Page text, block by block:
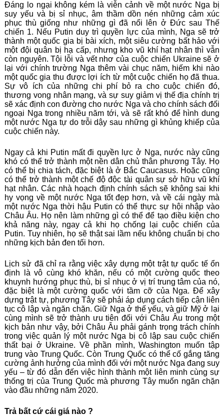
Đáng lo ngại không kém là viễn cảnh về một nước Nga bị
suy yếu và bị sỉ nhục, âm thầm dồn nén những cảm xúc
phục thù giống như những gì đã nổi lên ở Đức sau Thế
chiến 1. Nếu Putin duy trì quyền lực của mình, Nga sẽ trở
thành một quốc gia bị bài xích, một siêu cường bất hảo với
một đội quân bị hạ cấp, nhưng kho vũ khí hạt nhân thì vẫn
còn nguyên. Tội lỗi và vết nhơ của cuộc chiến Ukraine sẽ ở
lại với chính trường Nga thêm vài chục năm, hiếm khi nào
một quốc gia thu được lợi ích từ một cuộc chiến họ đã thua.
Sự vô ích của những chi phí bỏ ra cho cuộc chiến đó,
thương vong nhân mạng, và sự suy giảm vị thế địa chính trị
sẽ xác định con đường cho nước Nga và cho chính sách đối
ngoại Nga trong nhiều năm tới, và sẽ rất khó để hình dung
một nước Nga tự do trỗi dậy sau những gì khủng khiếp của
cuộc chiến này.
Ngay cả khi Putin mất đi quyền lực ở Nga, nước này cũng
khó có thể trở thành một nền dân chủ thân phương Tây. Họ
có thể bị chia tách, đặc biệt là ở Bắc Caucasus. Hoặc cũng
có thể trở thành một chế độ độc tài quân sự sở hữu vũ khí
hạt nhân. Các nhà hoạch định chính sách sẽ không sai khi
hy vọng về một nước Nga tốt đẹp hơn, và về cái ngày mà
một nước Nga thời hậu Putin có thể thực sự hội nhập vào
Châu Âu. Họ nên làm những gì có thể để tạo điều kiện cho
khả năng này, ngay cả khi họ chống lại cuộc chiến của
Putin. Tuy nhiên, họ sẽ thật sai lầm nếu không chuẩn bị cho
những kịch bản đen tối hơn.
Lịch sử đã chỉ ra rằng việc xây dựng một trật tự quốc tế ổn
định là vô cùng khó khăn, nếu có một cường quốc theo
khuynh hướng phục thù, bị sỉ nhục ở vị trí trung tâm của nó,
đặc biệt là một cường quốc với tầm cỡ của Nga. Để xây
dựng trật tự, phương Tây sẽ phải áp dụng cách tiếp cận liên
tục cô lập và ngăn chặn. Giữ Nga ở thế yếu, và giữ Mỹ ở lại
cùng mình sẽ trở thành ưu tiên đối với Châu Âu trong một
kịch bản như vậy, bởi Châu Âu phải gánh trọng trách chính
trong việc quản lý một nước Nga bị cô lập sau cuộc chiến
thất bại ở Ukraine. Về phần mình, Washington muốn tập
trung vào Trung Quốc. Còn Trung Quốc có thể cố gắng tăng
cường ảnh hưởng của mình đối với một nước Nga đang suy
yếu – từ đó dẫn đến việc hình thành một liên minh cùng sự
thống trị của Trung Quốc mà phương Tây muốn ngăn chặn
vào đầu những năm 2020.
Trả bất cứ cái giá nào ?